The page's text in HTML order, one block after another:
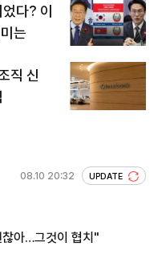
다? 이
는
직 신
08.10 20:32 UPDATE
아…그것이 협치"